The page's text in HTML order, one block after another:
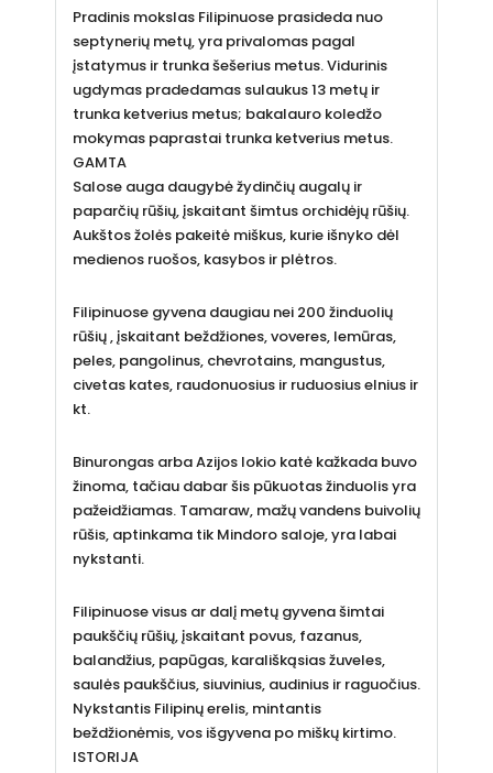
Pradinis mokslas Filipinuose prasideda nuo
septynerių metų, yra privalomas pagal
įstatymus ir trunka šešerius metus. Vidurinis
ugdymas pradedamas sulaukus 13 metų ir
trunka ketverius metus; bakalauro koledžo
mokymas paprastai trunka ketverius metus.
GAMTA
Salose auga daugybė žydinčių augalų ir
paparčių rūšių, įskaitant šimtus orchidėjų rūšių.
Aukštos žolės pakeitė miškus, kurie išnyko dėl
medienos ruošos, kasybos ir plėtros.
Filipinuose gyvena daugiau nei 200 žinduolių
rūšių , įskaitant beždžiones, voveres, lemūras,
peles, pangolinus, chevrotains, mangustus,
civetas kates, raudonuosius ir ruduosius elnius ir
kt.
Binurongas arba Azijos lokio katė kažkada buvo
žinoma, tačiau dabar šis pūkuotas žinduolis yra
pažeidžiamas. Tamaraw, mažų vandens buivolių
rūšis, aptinkama tik Mindoro saloje, yra labai
nykstanti.
Filipinuose visus ar dalį metų gyvena šimtai
paukščių rūšių, įskaitant povus, fazanus,
balandžius, papūgas, karališkąsias žuveles,
saulės paukščius, siuvinius, audinius ir raguočius.
Nykstantis Filipinų erelis, mintantis
beždžionėmis, vos išgyvena po miškų kirtimo.
ISTORIJA